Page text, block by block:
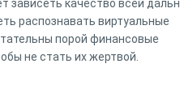
зависеть качество всей
распознавать виртуальные
порой финансовые
не стать их жертвой.